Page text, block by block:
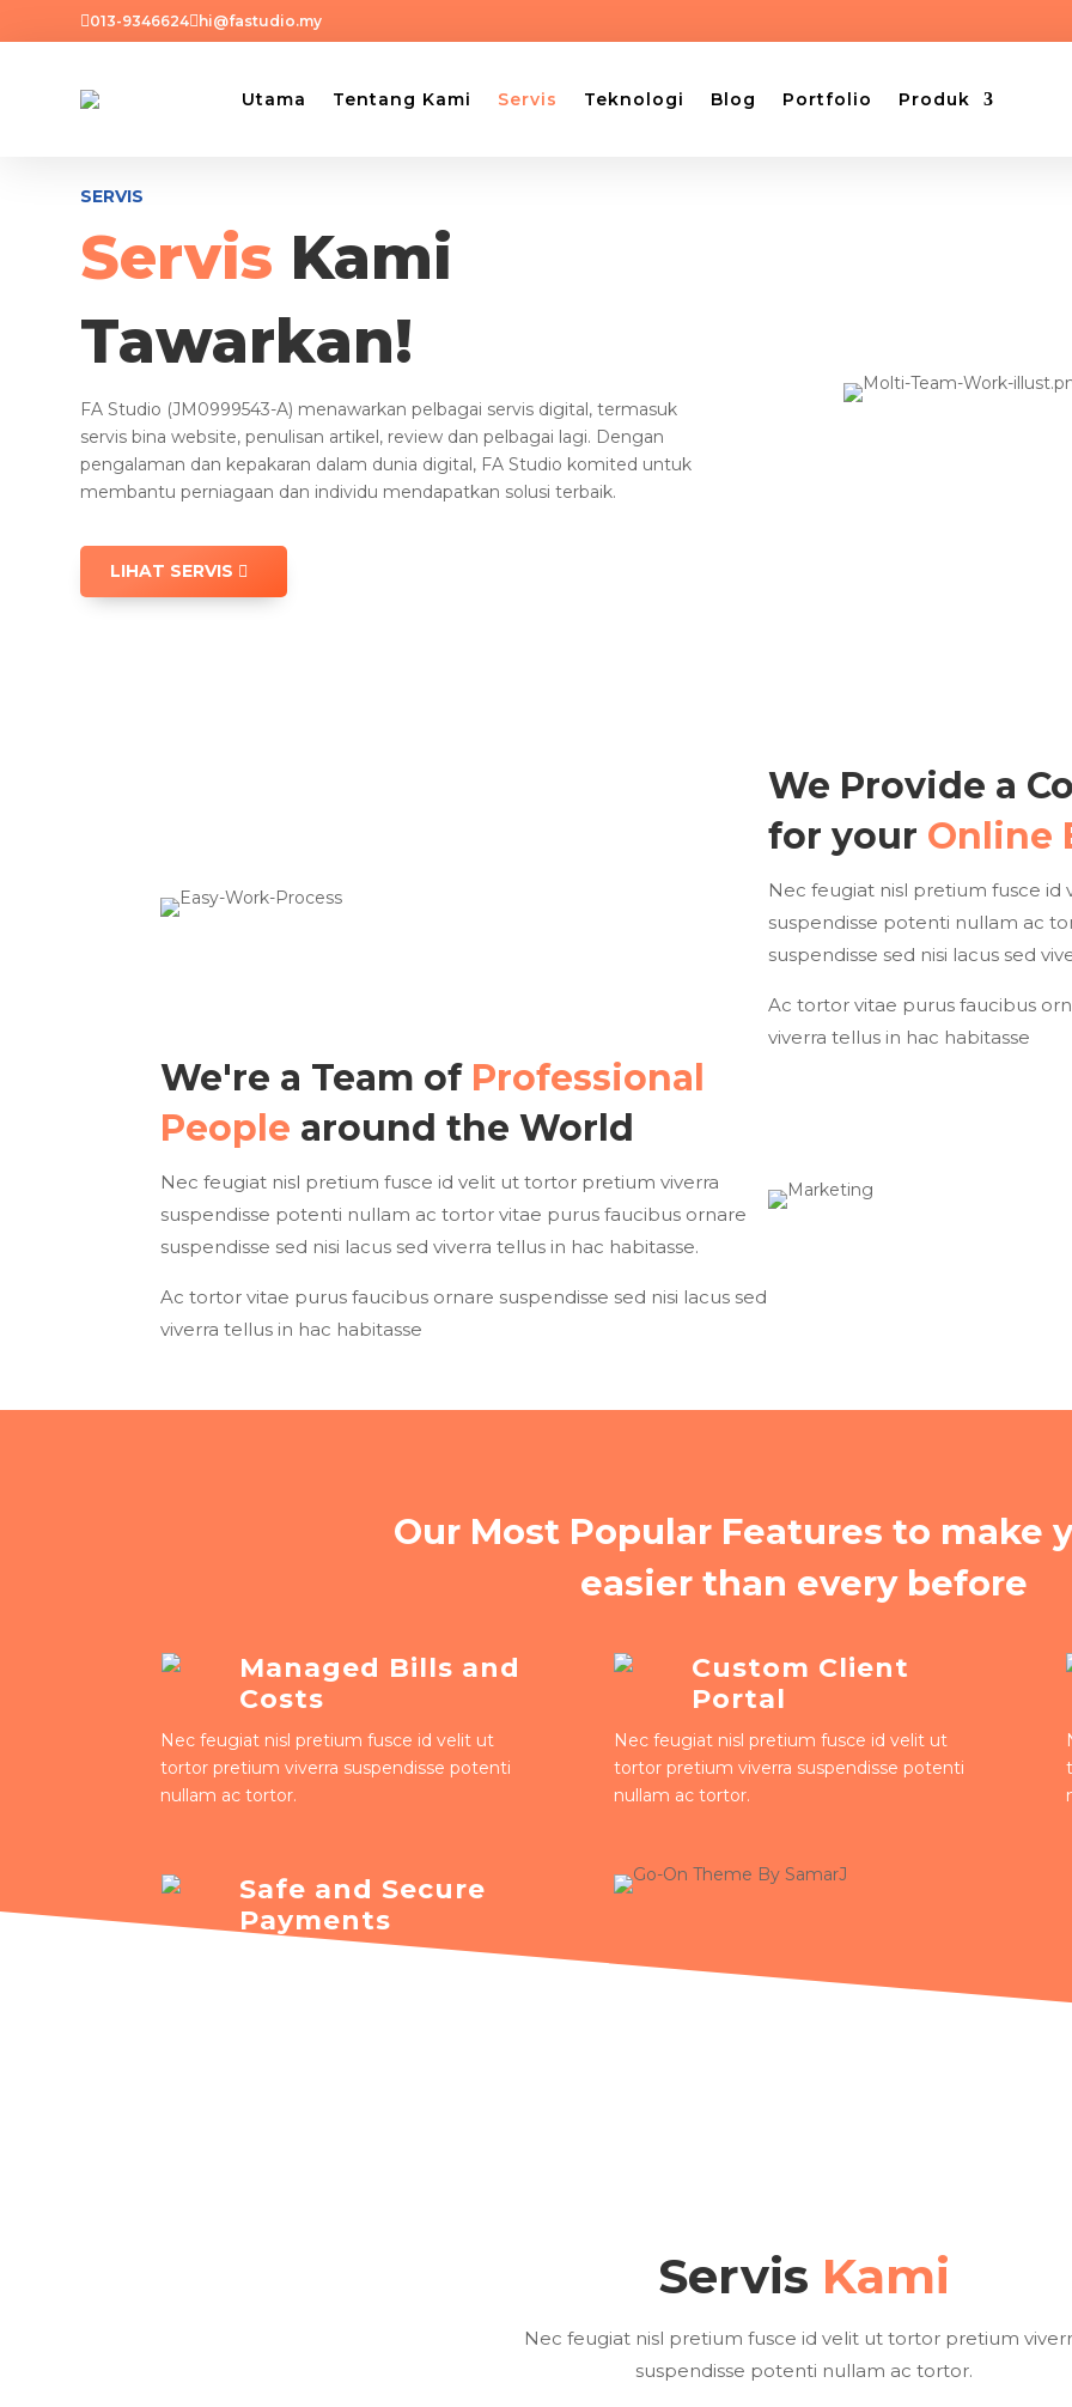
013-9346624 hi@fastudio.my
Utama Tentang Kami Servis Teknologi Blog Portfolio Produk
SERVIS
Servis Kami
Tawarkan!
FA Studio (JM0999543-A) menawarkan pelbagai servis digital, termasuk
servis bina website, penulisan artikel, review dan pelbagai lagi. Dengan
pengalaman dan kepakaran dalam dunia digital, FA Studio komited untuk
membantu perniagaan dan individu mendapatkan solusi terbaik.
LIHAT SERVIS
We Provide a
for your Online
Nec feugiat nisl pretium fusce
suspendisse potenti nullam ac
suspendisse sed nisi lacus sed
Ac tortor vitae purus faucibus
viverra tellus in hac habitasse
We're a Team of Professional
People around the World
Nec feugiat nisl pretium fusce id velit ut tortor pretium viverra
suspendisse potenti nullam ac tortor vitae purus faucibus ornare
suspendisse sed nisi lacus sed viverra tellus in hac habitasse.
Ac tortor vitae purus faucibus ornare suspendisse sed nisi lacus sed
viverra tellus in hac habitasse
Our Most Popular Features to make
easier than every before
Managed Bills and
Costs
Nec feugiat nisl pretium fusce id velit ut
tortor pretium viverra suspendisse potenti
nullam ac tortor.
Custom Client
Portal
Nec feugiat nisl pretium fusce id velit ut
tortor pretium viverra suspendisse potenti
nullam ac tortor.
Safe and Secure
Payments
Servis Kami
Nec feugiat nisl pretium fusce id velit ut tortor pretium
suspendisse potenti nullam ac tortor.